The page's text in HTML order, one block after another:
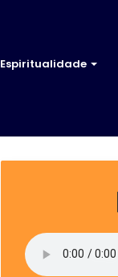
Espiritualidade